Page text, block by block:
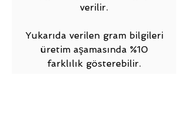
verilir.
Yukarıda verilen gram bilgileri
üretim aşamasında %10
farklılık gösterebilir.